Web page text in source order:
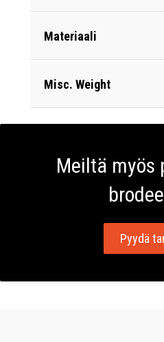
Materiaali
Misc. Weight
Meiltä myös
Pyydä